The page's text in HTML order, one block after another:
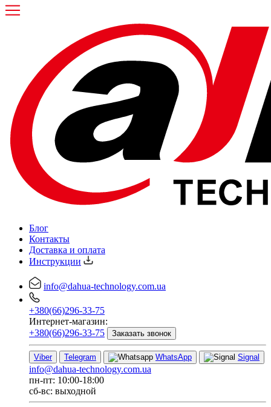
Блог
Контакты
Доставка и оплата
Инструкции
info@dahua-technology.com.ua
+380(66)296-33-75
Интернет-магазин:
+380(66)296-33-75
Заказать звонок
Viber Telegram WhatsApp Signal
info@dahua-technology.com.ua
пн-пт: 10:00-18:00
сб-вс: выходной